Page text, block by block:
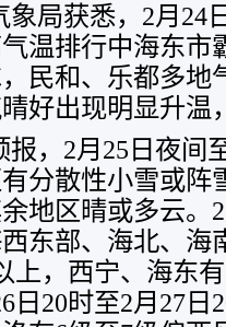
象局获悉，2月24
温排行中海东市
民和、乐都多地
好出现明显升温
报，2月25日夜间
分散性小雪或阵
地区晴或多云。
东部、海北、海
上，西宁、海东
日20时至2月27